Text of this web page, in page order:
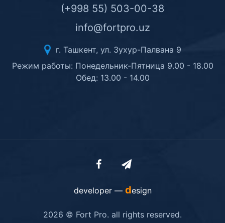
(+998 55) 503-00-38
info@fortpro.uz
г. Ташкент, ул. Зухур-Палвана 9
Режим работы: Понедельник-Пятница 9.00 - 18.00
Обед: 13.00 - 14.00
developer — design
2026 © Fort Pro. all rights reserved.